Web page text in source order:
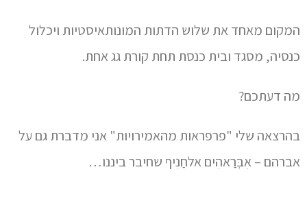
המקום מאחד את שלוש הדתות המונותאיסטיות ויכלול
כנסיה, מסגד ובית כנסת תחת קורת גג אחת.
מה דעתכם?
בהרצאה שלי "פרפראות מהאמירויות" אני מדברת גם על
אברהם – אִבְּרַאהִים אלחַנִיף שחיבר ביננו…